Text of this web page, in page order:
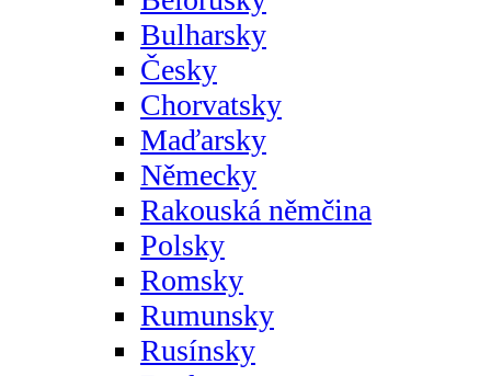
Bulharsky
Česky
Chorvatsky
Maďarsky
Německy
Rakouská němčina
Polsky
Romsky
Rumunsky
Rusínsky